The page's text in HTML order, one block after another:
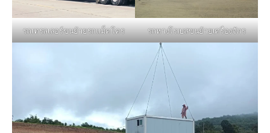
รถเทรลเลอร์ขนย้ายรถแม็คโคร รถหางโรเบสขนย้ายเครื่องจักร